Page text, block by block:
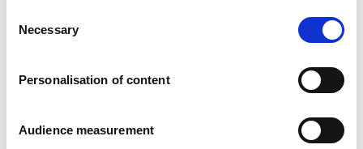
Selection
Necessary
Personalisation of content
Audience measurement
planerat uppköp av Continental
Läs